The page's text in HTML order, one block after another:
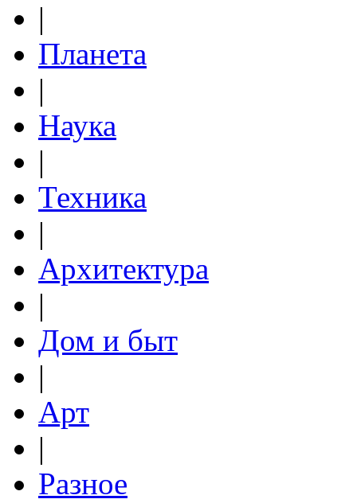
|
Планета
|
Наука
|
Техника
|
Архитектура
|
Дом и быт
|
Арт
|
Разное